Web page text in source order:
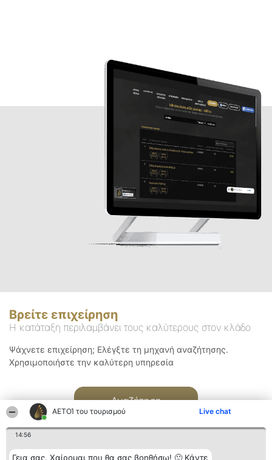
ΑΕΤΟΊ του τουρισμού Live chat
14:56
Γεια σας. Χαίρομαι που θα σας βοηθήσω! 🙂 Κάντε
Βρείτε επιχείρηση
Η κατάταξη περιλαμβάνει τους καλύτερους στον κλάδο
Ψάχνετε επιχείρηση; Ελέγξτε τη μηχανή αναζήτησης.
Χρησιμοποιήστε την καλύτερη υπηρεσία
Αναζήτηση